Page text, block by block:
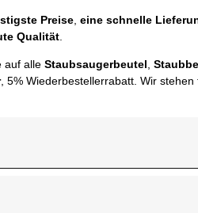
Preise,eine schnelle
Qualität.
auf alleStaubsaugerbeutel,
, 5% Wiederbestellerrabatt. Wir